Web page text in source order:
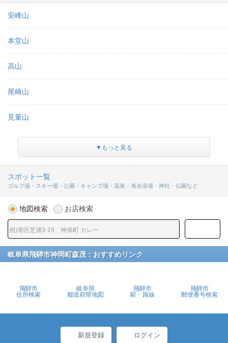
安峰山
本堂山
高山
尾崎山
見量山
▼もっと見る
スポット一覧
ゴルフ場・スキー場・公園・キャンプ場・温泉・海水浴場・神社・仏閣など
地図検索 お店検索
岐阜県飛騨市神岡町森茂：おすすめリンク
飛騨市
住所検索
岐阜県
都道府県地図
飛騨市
駅・路線
飛騨市
郵便番号検索
新規登録 ログイン